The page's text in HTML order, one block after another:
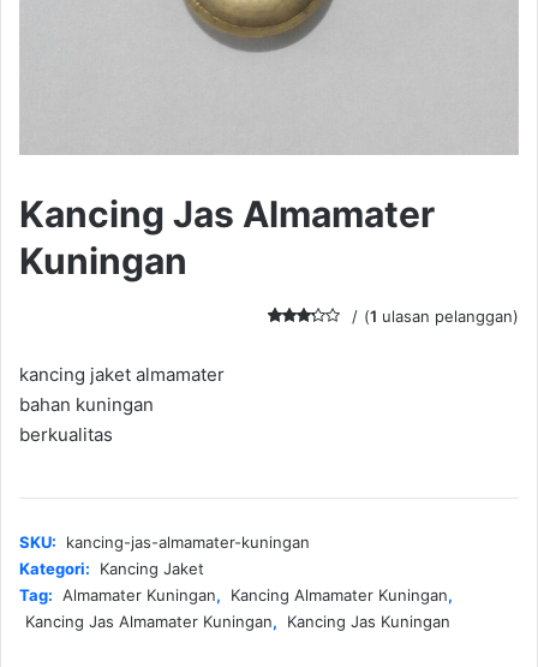
Kancing Jas Almamater
Kuningan
(1 ulasan pelanggan)
kancing jaket almamater
bahan kuningan
berkualitas
SKU:
kancing-jas-almamater-kuningan
Kategori:
Kancing Jaket
Tag: Almamater Kuningan, Kancing Almamater Kuningan,
Kancing Jas Almamater Kuningan, Kancing Jas Kuningan